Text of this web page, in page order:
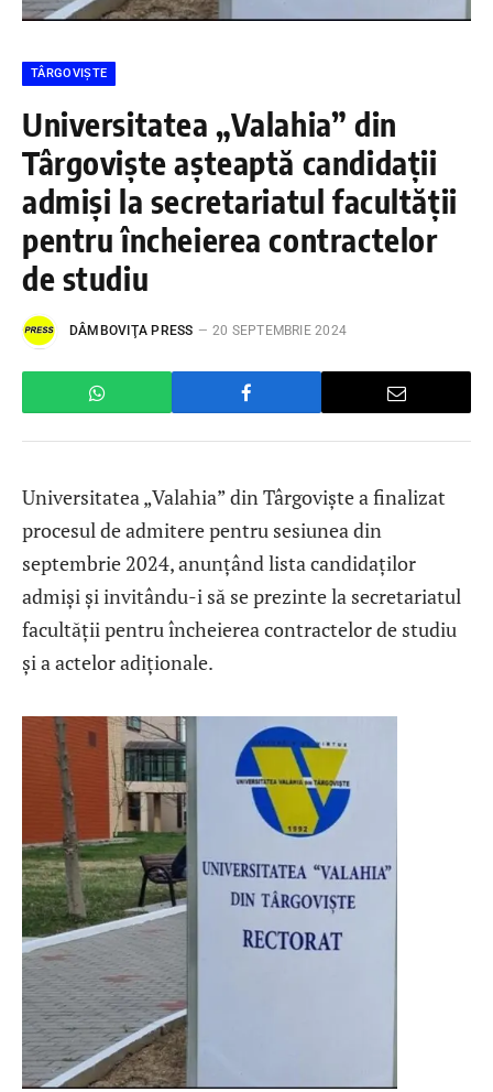
TÂRGOVIȘTE
Universitatea „Valahia” din
Târgoviște așteaptă candidații
admiși la secretariatul facultății
pentru încheierea contractelor
de studiu
DÂMBOVIŢA PRESS 20 SEPTEMBRIE 2024
Universitatea „Valahia” din Târgoviște a finalizat
procesul de admitere pentru sesiunea din
septembrie 2024, anunțând lista candidaților
admiși și invitându-i să se prezinte la secretariatul
facultății pentru încheierea contractelor de studiu
și a actelor adiționale.